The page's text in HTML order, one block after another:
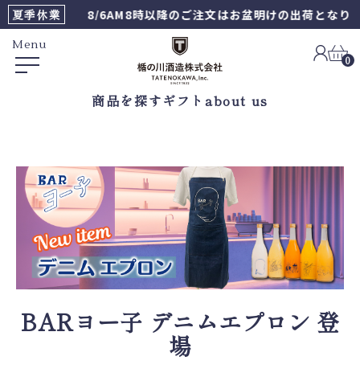
夏季休業 8/6AM8時以降のご注文はお盆明けの出荷となります
Menu
0
商品を探すギフト about us
BARヨー子 デニムエプロン 登
場